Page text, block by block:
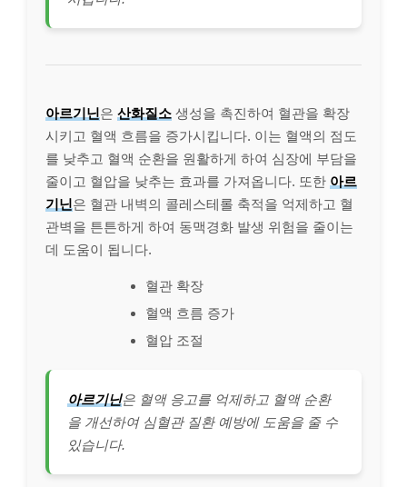
아르기닌은 산화질소 생성을 촉진하여 혈관을 확장
시키고 혈액 흐름을 증가시킵니다. 이는 혈액의 점도
를 낮추고 혈액 순환을 원활하게 하여 심장에 부담을
줄이고 혈압을 낮추는 효과를 가져옵니다. 또한 아르
기닌은 혈관 내벽의 콜레스테롤 축적을 억제하고 혈
관벽을 튼튼하게 하여 동맥경화 발생 위험을 줄이는
데 도움이 됩니다.
혈관 확장
혈액 흐름 증가
혈압 조절
아르기닌은 혈액 응고를 억제하고 혈액 순환
을 개선하여 심혈관 질환 예방에 도움을 줄 수
있습니다.